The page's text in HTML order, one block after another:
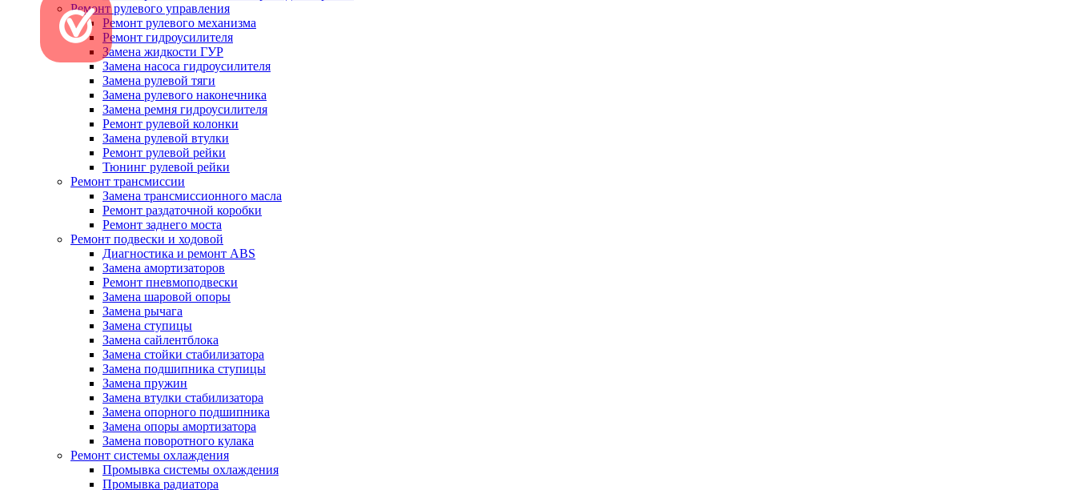
Ремонт рулевого управления
Ремонт рулевого механизма
Ремонт гидроусилителя
Замена жидкости ГУР
Замена насоса гидроусилителя
Замена рулевой тяги
Замена рулевого наконечника
Замена ремня гидроусилителя
Ремонт рулевой колонки
Замена рулевой втулки
Ремонт рулевой рейки
Тюнинг рулевой рейки
Ремонт трансмиссии
Замена трансмиссионного масла
Ремонт раздаточной коробки
Ремонт заднего моста
Ремонт подвески и ходовой
Диагностика и ремонт ABS
Замена амортизаторов
Ремонт пневмоподвески
Замена шаровой опоры
Замена рычага
Замена ступицы
Замена сайлентблока
Замена стойки стабилизатора
Замена подшипника ступицы
Замена пружин
Замена втулки стабилизатора
Замена опорного подшипника
Замена опоры амортизатора
Замена поворотного кулака
Ремонт системы охлаждения
Промывка системы охлаждения
Промывка радиатора